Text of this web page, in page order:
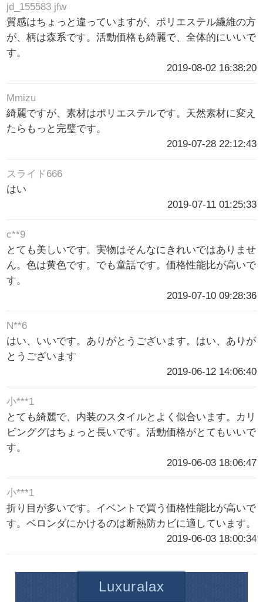
jd_155583 jfw
質感はちょっと違っていますが、ポリエステル繊維の方
が、柄は森系です。活動価格も綺麗で、全体的にいいで
す。
2019-08-02 16:38:20
Mmizu
綺麗ですが、素材はポリエステルです。天然素材に変え
たらもっと完璧です。
2019-07-28 22:12:43
スライド666
はい
2019-07-11 01:25:33
c**9
とても美しいです。実物はそんなにきれいではありませ
ん。色は黄色です。でも童話です。価格性能比が高いで
す。
2019-07-10 09:28:36
N**6
はい、いいです。ありがとうございます。はい、ありが
とうございます
2019-06-12 14:06:40
小***1
とても綺麗で、内装のスタイルとよく似合います。カリ
ビンググはちょっと長いです。活動価格がとてもいいで
す。
2019-06-03 18:06:47
小***1
折り目が多いです。イベントで買う価格性能比が高いで
す。ベロンダにかけるのは断熱防カビに適しています。
2019-06-03 18:00:34
Luxuralax